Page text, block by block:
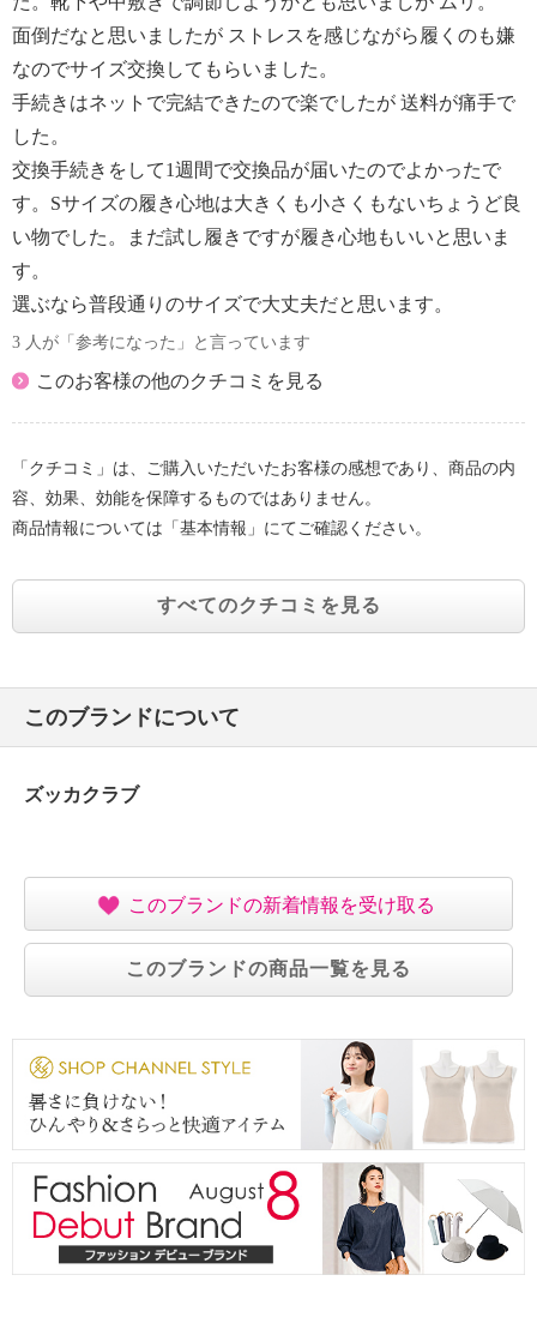
面倒だなと思いましたが ストレスを感じながら履くのも嫌
なのでサイズ交換してもらいました。
手続きはネットで完結できたので楽でしたが 送料が痛手で
した。
交換手続きをして1週間で交換品が届いたのでよかったで
す。Sサイズの履き心地は大きくも小さくもないちょうど良
い物でした。まだ試し履きですが履き心地もいいと思いま
す。
選ぶなら普段通りのサイズで大丈夫だと思います。
3 人が「参考になった」と言っています
このお客様の他のクチコミを見る
「クチコミ」は、ご購入いただいたお客様の感想であり、商品の内
容、効果、効能を保障するものではありません。
商品情報については「基本情報」にてご確認ください。
すべてのクチコミを見る
このブランドについて
ズッカクラブ
このブランドの新着情報を受け取る
このブランドの商品一覧を見る